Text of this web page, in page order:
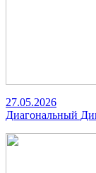
27.05.2026
Диагональный